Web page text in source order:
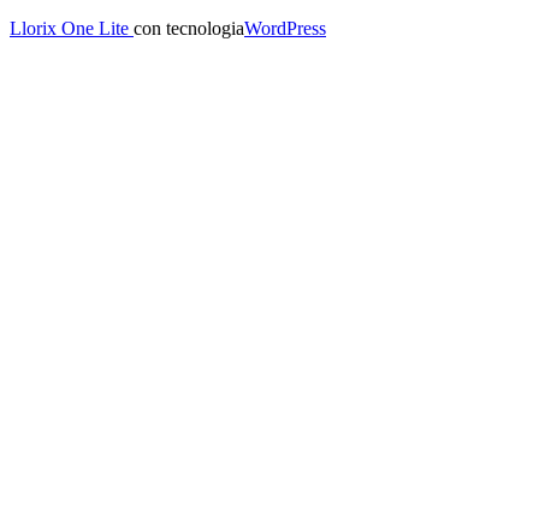
Llorix One Lite con tecnologiaWordPress